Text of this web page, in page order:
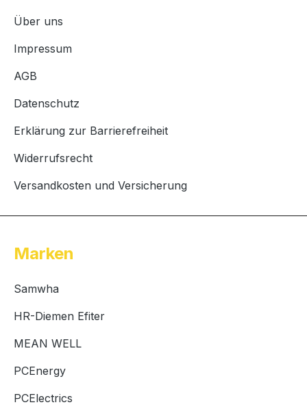
Über uns
Impressum
AGB
Datenschutz
Erklärung zur Barrierefreiheit
Widerrufsrecht
Versandkosten und Versicherung
Marken
Samwha
HR-Diemen Efiter
MEAN WELL
PCEnergy
PCElectrics